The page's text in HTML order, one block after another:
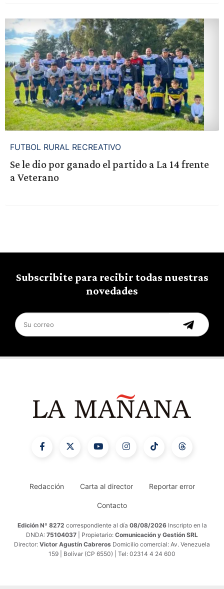
FUTBOL RURAL RECREATIVO
Se le dio por ganado el partido a La 14 frente
a Veterano
Subscribite para recibir todas nuestras
novedades
Redacción Carta al director Reportar error
Contacto
Edición Nº 8272 correspondiente al día 08/08/2026 Inscripto en la
DNDA: 75104037 | Propietario: Comunicación y Gestión SRL
Director: Victor Agustín Cabreros Domicilio comercial: Av. Venezuela
159 | Bolívar (CP 6550) | Tel: 02314 4 24 600